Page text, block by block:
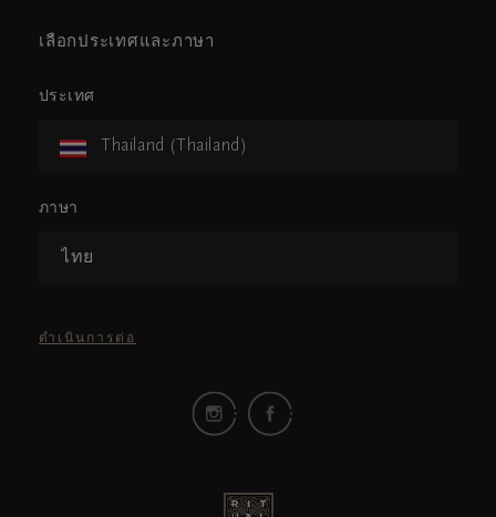
เลือกประเทศและภาษา
ประเทศ
Thailand (Thailand)
ภาษา
ไทย
ดำเนินการต่อ